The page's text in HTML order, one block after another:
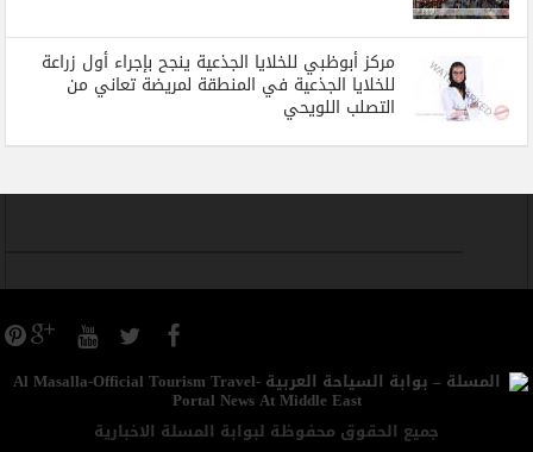
مركز أبوظبي للخلايا الجذعية ينجح بإجراء أول زراعة
للخلايا الجذعية في المنطقة لمريضة تعاني من
التصلب اللويحي
جميع الحقوق محفوظة لبوابة المسلة الاخبارية